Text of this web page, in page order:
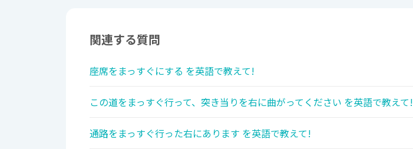
関連する質問
座席をまっすぐにする を英語で教えて!
この道をまっすぐ行って、突き当りを右に曲がってください を英語で教えて!
通路をまっすぐ行った右にあります を英語で教えて!